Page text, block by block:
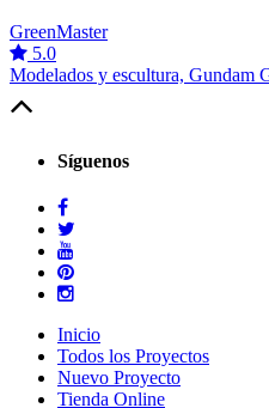
GreenMaster
5.0
Modelados y escultura, Gundam
Síguenos
Inicio
Todos los Proyectos
Nuevo Proyecto
Tienda Online